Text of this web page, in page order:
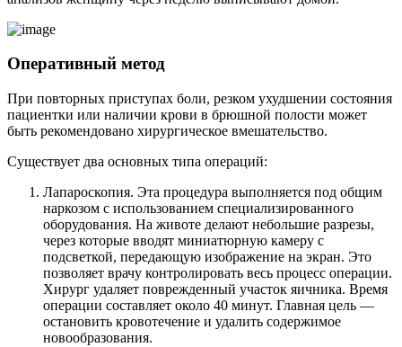
Оперативный метод
При повторных приступах боли, резком ухудшении состояния
пациентки или наличии крови в брюшной полости может
быть рекомендовано хирургическое вмешательство.
Существует два основных типа операций:
Лапароскопия. Эта процедура выполняется под общим
наркозом с использованием специализированного
оборудования. На животе делают небольшие разрезы,
через которые вводят миниатюрную камеру с
подсветкой, передающую изображение на экран. Это
позволяет врачу контролировать весь процесс операции.
Хирург удаляет поврежденный участок яичника. Время
операции составляет около 40 минут. Главная цель —
остановить кровотечение и удалить содержимое
новообразования.